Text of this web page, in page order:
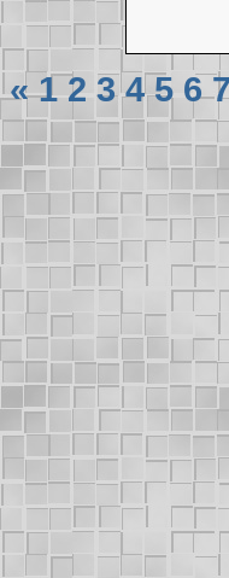
« 1 2 3 4 5 6